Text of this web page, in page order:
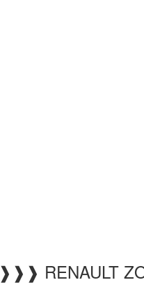
Чому купити запчастини